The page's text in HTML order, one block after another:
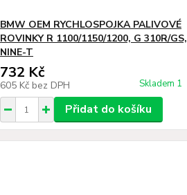
BMW OEM RYCHLOSPOJKA PALIVOVÉ
ROVINKY R 1100/1150/1200, G 310R/GS,
NINE-T
732 Kč
605 Kč bez DPH Skladem 1
Přidat do košíku